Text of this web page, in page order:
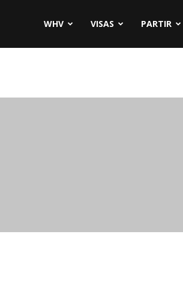
WHV VISAS PARTIR